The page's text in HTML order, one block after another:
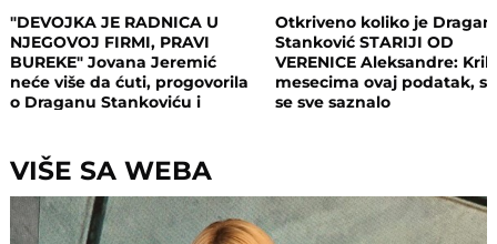
"DEVOJKA JE RADNICA U
NJEGOVOJ FIRMI, PRAVI
BUREKE" Jovana Jeremić
neće više da ćuti, progovorila
o Draganu Stankoviću i
Otkriveno koliko je Dragan
Stanković STARIJI OD
VERENICE Aleksandre: Krili
mesecima ovaj podatak,
se sve saznalo
VIŠE SA WEBA